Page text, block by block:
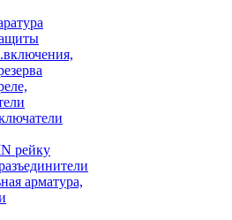
рейку
арматура,